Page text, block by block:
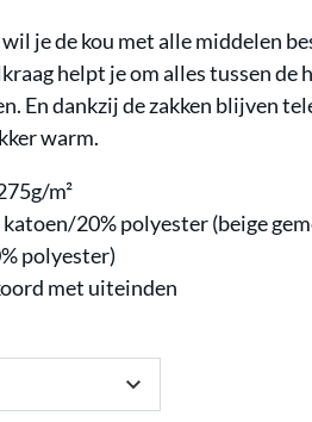
je de kou met alle middelen
helpt je om alles tussen de
En dankzij de zakken blijven
warm.
m²
20% polyester (beige
polyester)
met uiteinden